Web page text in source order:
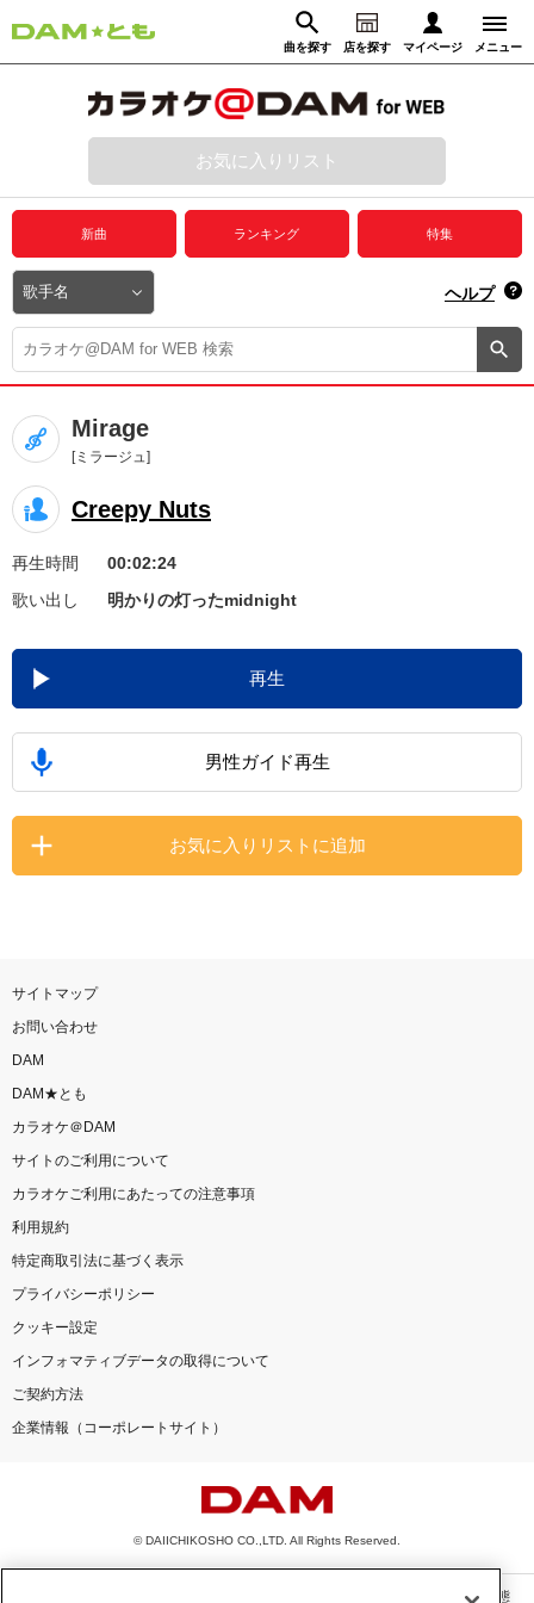
曲を探す 店を探す マイページ メニュー
動画からさがす 録音からさがす
ログイン
プレミアムサービス
DAM★とも動画
DAM★とも録音
カラオケ＠DAM
ユーザー検索
キャンペーン
お知らせ よくあるご質問
DAMの新曲・ランキングなど
カラオケ最新情報をチェック！
家族や友達と一緒に！練習にも！
お気に入りリスト
新曲 ランキング 特集
ヘルプ
Mirage
[ミラージュ]
Creepy Nuts
再生時間
00:02:24
歌い出し
明かりの灯ったmidnight
再生
男性ガイド再生
お気に入りリストに追加
サイトマップ
お問い合わせ
DAM
DAM★とも
カラオケ＠DAM
サイトのご利用について
カラオケご利用にあたっての注意事項
利用規約
特定商取引法に基づく表示
プライバシーポリシー
クッキー設定
インフォマティブデータの取得について
ご契約方法
企業情報（コーポレートサイト）
© DAIICHIKOSHO CO.,LTD. All Rights Reserved.
このサイトに掲載されている一切の文章・画像・写真・動画・音声等を、手段や形態